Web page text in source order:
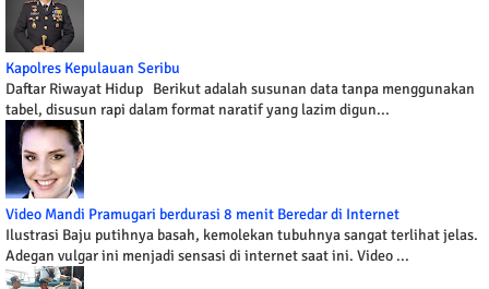
Kapolres Kepulauan Seribu
Daftar Riwayat Hidup Berikut adalah susunan data tanpa menggunakan
tabel, disusun rapi dalam format naratif yang lazim digun...
Video Mandi Pramugari berdurasi 8 menit Beredar di Internet
Ilustrasi Baju putihnya basah, kemolekan tubuhnya sangat terlihat jelas.
Adegan vulgar ini menjadi sensasi di internet saat ini. Video ...